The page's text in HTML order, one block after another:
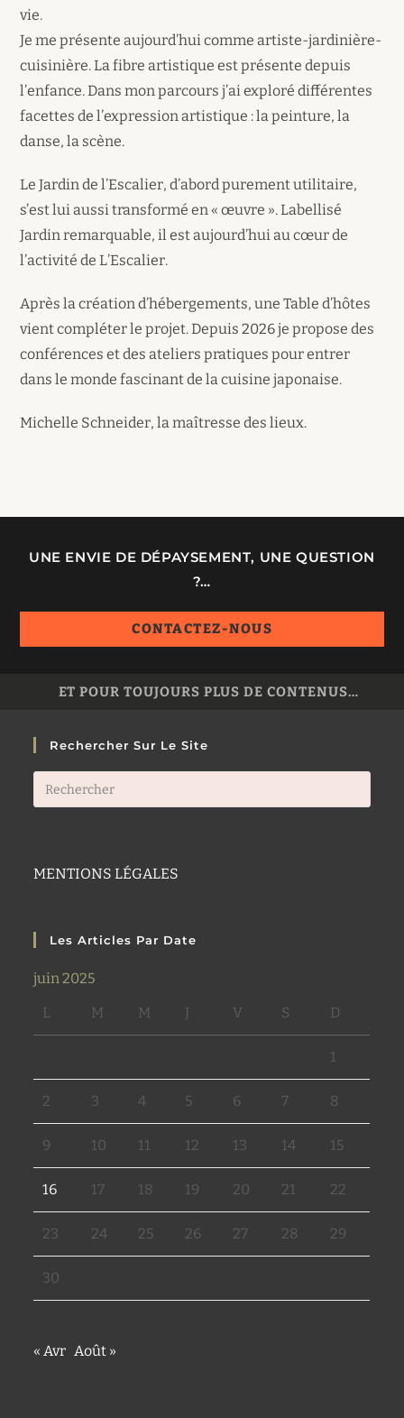
vie.
Je me présente aujourd’hui comme artiste-jardinière-
cuisinière. La fibre artistique est présente depuis
l’enfance. Dans mon parcours j’ai exploré différentes
facettes de l’expression artistique : la peinture, la
danse, la scène.
Le Jardin de l’Escalier, d’abord purement utilitaire,
s’est lui aussi transformé en « œuvre ». Labellisé
Jardin remarquable, il est aujourd’hui au cœur de
l’activité de L’Escalier.
Après la création d’hébergements, une Table d’hôtes
vient compléter le projet. Depuis 2026 je propose des
conférences et des ateliers pratiques pour entrer
dans le monde fascinant de la cuisine japonaise.
Michelle Schneider, la maîtresse des lieux.
UNE ENVIE DE DÉPAYSEMENT, UNE QUESTION
?…
CONTACTEZ-NOUS
ET POUR TOUJOURS PLUS DE CONTENUS…
Rechercher Sur Le Site
MENTIONS LÉGALES
Les Articles Par Date
juin 2025
L
M M J V S D
1
2 3 4 5 6 7 8
9 10 11 12 13 14 15
16 17 18 19 20 21 22
23 24 25 26 27 28 29
30
« Avr Août »